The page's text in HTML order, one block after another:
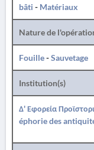
bâti - Matériaux
Nature de
Fouille-Sauvetage
Institution(s)
Δ' Εφορεία
éphorie des